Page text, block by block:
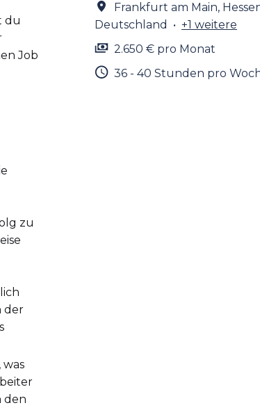
du
Job
zu
der
den
Frankfurt am Main,
Deutschland
• +1 weitere
2.650 € pro Monat
36 - 40 Stunden pro